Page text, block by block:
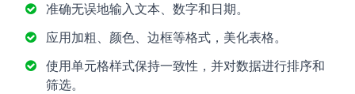
准确无误地输入文本、数字和日期。
应用加粗、颜色、边框等格式，美化表格。
使用单元格样式保持一致性，并对数据进行排序和
筛选。